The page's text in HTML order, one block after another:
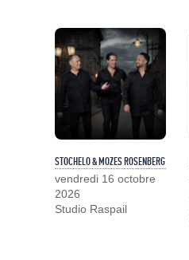
STOCHELO & MOZES ROSENBERG
vendredi 16 octobre
2026
Studio Raspail